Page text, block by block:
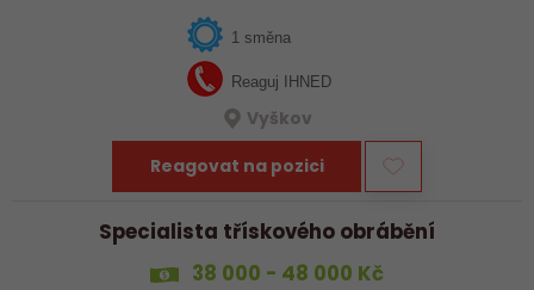
1 směna
Reaguj IHNED
Vyškov
Reagovat na pozici
Specialista třískového obrábění
38 000 - 48 000 Kč